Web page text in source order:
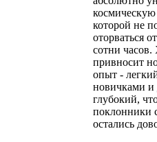
космическую
которой не
оторваться
сотни часов.
привносит
опыт -
новичками и
глубокий,
поклонники
остались